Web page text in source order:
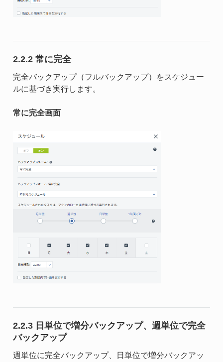
2.2.2 常に完全
完全バックアップ（フルバックアップ）をスケジュー
ルに基づき実行します。
常に完全画面
2.2.3 日単位で増分バックアップ、週単位で完全
バックアップ
週単位に完全バックアップ、日単位で増分バックアッ